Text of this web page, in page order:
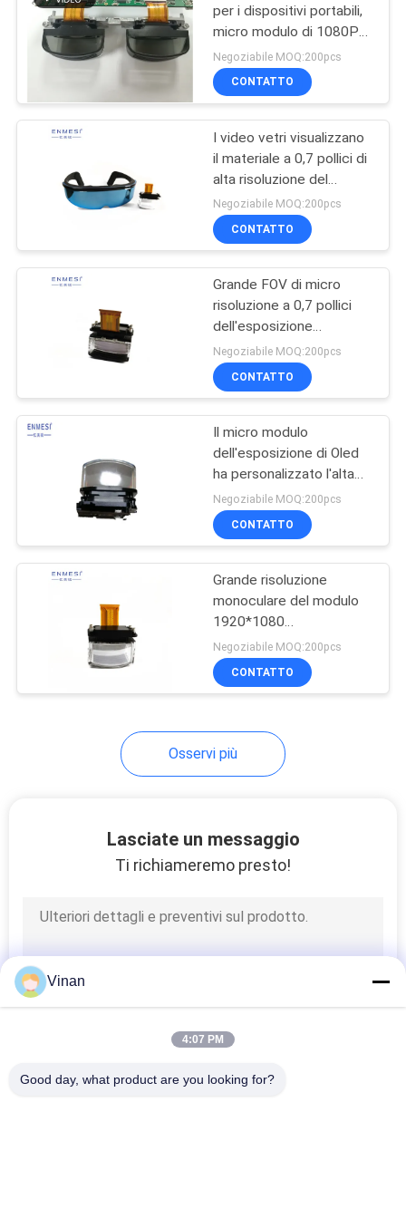
Occhiali di
protezione del fuco
di FPV
Video vetri di FPV
Vetri di
addestramento di
visione
Vetri astuti di
per i dispositivi portabili,
micro modulo di 1080P
FHD dell'esposizione di
OLED
Negoziabile MOQ:200pcs
CONTATTO
I video vetri visualizzano
il materiale a 0,7 pollici di
alta risoluzione del
modulo 1920*1080
OLED per HUD
Negoziabile MOQ:200pcs
CONTATTO
Grande FOV di micro
risoluzione a 0,7 pollici
dell'esposizione
Module1920*1080 per i
video vetri di FPV
Negoziabile MOQ:200pcs
CONTATTO
Il micro modulo
dell'esposizione di Oled
ha personalizzato l'alta
risoluzione introdotta
HDMI monoculare
Negoziabile MOQ:200pcs
CONTATTO
Grande risoluzione
monoculare del modulo
1920*1080
dell'esposizione di FOV
Oled per i vetri astuti
Negoziabile MOQ:200pcs
CONTATTO
Osservi più
Lasciate un messaggio
Ti richiameremo presto!
Vinan
4:07 PM
Good day, what product are you looking for?